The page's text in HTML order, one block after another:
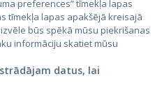
preferences” tīmekļa lapas
tīmekļa lapas apakšējā kreisajā
būs spēkā mūsu piekrišanas
informāciju skatiet mūsu
datus, lai